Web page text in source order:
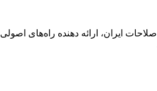
ایران، ارائه دهنده راه‌های